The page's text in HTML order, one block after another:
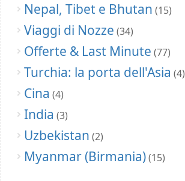
Nepal, Tibet e Bhutan (15)
Viaggi di Nozze (34)
Offerte & Last Minute (77)
Turchia: la porta dell'Asia (4)
Cina (4)
India (3)
Uzbekistan (2)
Myanmar (Birmania)(15)